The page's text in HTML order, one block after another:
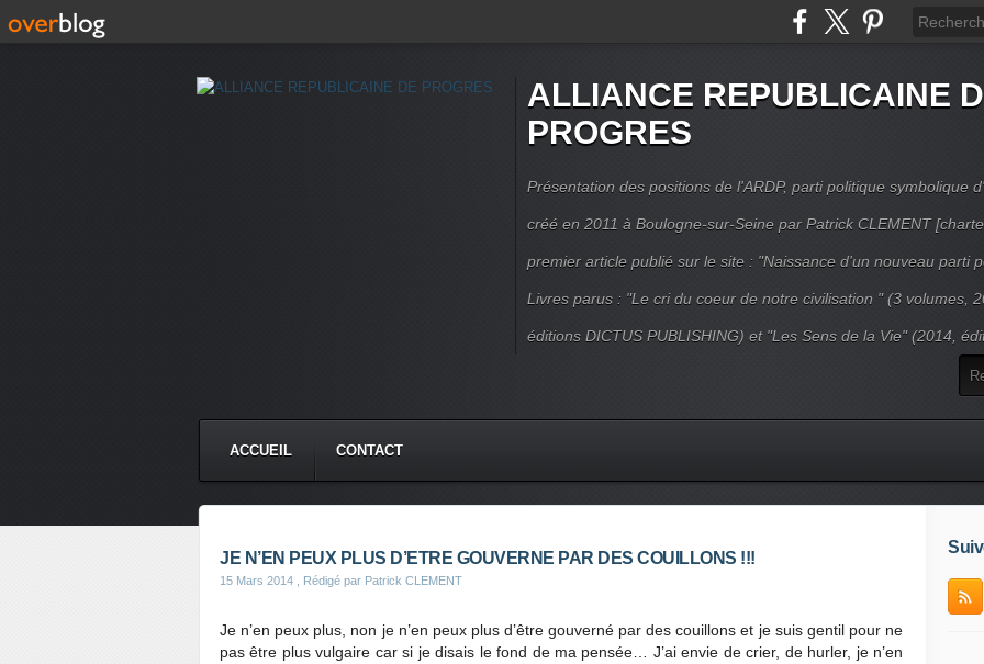
ALLIANCE REPUBLICAINE
PROGRES
Présentation des positions de l'ARDP, parti politique symbolique
créé en 2011 à Boulogne-sur-Seine par Patrick CLEMENT
premier article publié sur le site : "Naissance d'un nouveau parti
Livres parus : "Le cri du coeur de notre civilisation " (3 volumes,
éditions DICTUS PUBLISHING) et "Les Sens de la Vie" (2014,
ACCUEIL CONTACT
JE N’EN PEUX PLUS D’ETRE GOUVERNE PAR DES COUILLONS !!!
15 Mars 2014 , Rédigé par Patrick CLEMENT
Je n’en peux plus, non je n’en peux plus d’être gouverné par des couillons et je suis gentil pour ne
pas être plus vulgaire car si je disais le fond de ma pensée… J’ai envie de crier, de hurler, je n’en